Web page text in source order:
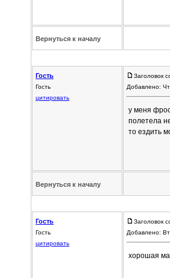
Вернуться к началу
Гость
Гость
цитировать
Заголовок
Добавлено:
у меня
полетела
то ездить
Вернуться к началу
Гость
Гость
цитировать
Заголовок
Добавлено:
хорошая